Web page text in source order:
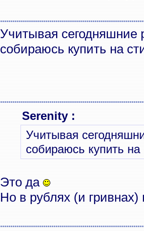
Учитывая сегодняшние
собираюсь купить на
Serenity :
Учитывая
собираюсь купить
Это да
Но в рублях (и